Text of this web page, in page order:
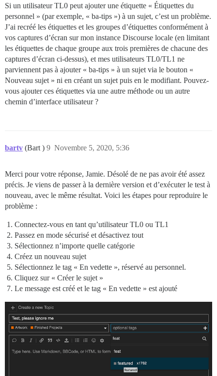
Si un utilisateur TL0 peut ajouter une étiquette « Étiquettes du
personnel » (par exemple, « ba-tips ») à un sujet, c’est un problème.
J’ai recréé les étiquettes et les groupes d’étiquettes conformément à
vos captures d’écran sur mon instance Discourse locale (en limitant
les étiquettes de chaque groupe aux trois premières de chacune des
captures d’écran ci-dessus), et mes utilisateurs TL0/TL1 ne
parviennent pas à ajouter « ba-tips » à un sujet via le bouton «
Nouveau sujet » ni en créant un sujet puis en le modifiant. Pouvez-
vous ajouter ces étiquettes via une autre méthode ou un autre
chemin d’interface utilisateur ?
bartv (Bart ) Novembre 5, 2020, 5:36
9
Merci pour votre réponse, Jamie. Désolé de ne pas avoir été assez
précis. Je viens de passer à la dernière version et d’exécuter le test à
nouveau, avec le même résultat. Voici les étapes pour reproduire le
problème :
Connectez-vous en tant qu’utilisateur TL0 ou TL1
Passez en mode sécurisé et désactivez tout
Sélectionnez n’importe quelle catégorie
Créez un nouveau sujet
Sélectionnez le tag « En vedette », réservé au personnel.
Cliquez sur « Créer le sujet »
Le message est créé et le tag « En vedette » est ajouté